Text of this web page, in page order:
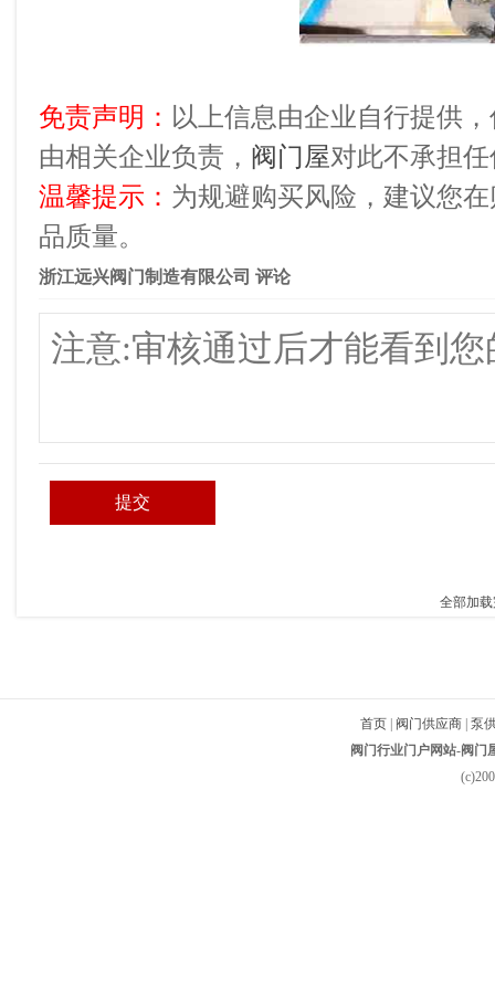
免责声明： 以上信息由企业自行提供
由相关企业负责， 阀门屋对此不承担
温馨提示： 为规避购买风险，建议您
品质量。
浙江远兴阀门制造有限公司 评论
全部加
首页 阀门供应商 泵
阀门行业门户网站-阀门